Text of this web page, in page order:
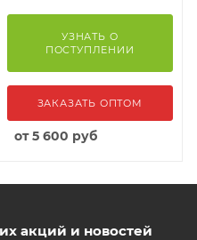
УЗНАТЬ О
ПОСТУПЛЕНИИ
ЗАКАЗАТЬ ОПТОМ
от5 600 руб
акций и новостей